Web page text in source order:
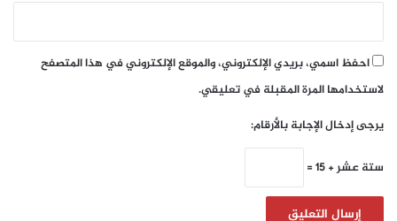
احفظ اسمي، بريدي الإلكتروني، والموقع الإلكتروني في هذا المتصفح
لاستخدامها المرة المقبلة في تعليقي.
يرجى إدخال الإجابة بالأرقام:
ستة عشر + 15 =